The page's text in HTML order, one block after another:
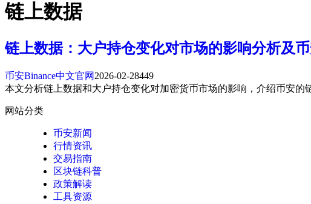
链上数据
链上数据：大户持仓变化对市场的影响分析及
币安Binance中文官网 2026-02-28449
本文分析链上数据和大户持仓变化对加密货币市场的影响，介绍币安
网站分类
币安新闻
行情资讯
交易指南
区块链科普
政策解读
工具资源